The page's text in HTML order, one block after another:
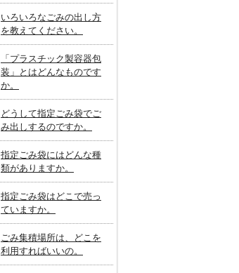
いろいろなごみの出し方
を教えてください。
「プラスチック製容器包
装」とはどんなものです
か。
どうして指定ごみ袋でご
み出しするのですか。
指定ごみ袋にはどんな種
類がありますか。
指定ごみ袋はどこで売っ
ていますか。
ごみ集積場所は、どこを
利用すればいいの。